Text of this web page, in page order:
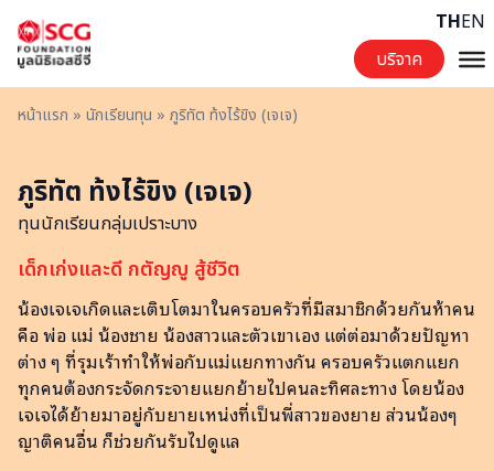
บริจาค
THEN
หน้าแรก » นักเรียนทุน » ภูริทัต ท้งไร้ขิง (เจเจ)
ภูริทัต ท้งไร้ขิง (เจเจ)
ทุนนักเรียนกลุ่มเปราะบาง
เด็กเก่งและดี กตัญญู สู้ชีวิต
น้องเจเจเกิดและเติบโตมาในครอบครัวที่มีสมาชิกด้วยกันห้าคน
คือ พ่อ แม่ น้องชาย น้องสาวและตัวเขาเอง แต่ต่อมาด้วยปัญหา
ต่าง ๆ ที่รุมเร้าทำให้พ่อกับแม่แยกทางกัน ครอบครัวแตกแยก
ทุกคนต้องกระจัดกระจายแยกย้ายไปคนละทิศละทาง โดยน้อง
เจเจได้ย้ายมาอยู่กับยายเหน่งที่เป็นพี่สาวของยาย ส่วนน้องๆ
ญาติคนอื่น ก็ช่วยกันรับไปดูแล